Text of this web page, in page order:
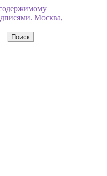
Поиск